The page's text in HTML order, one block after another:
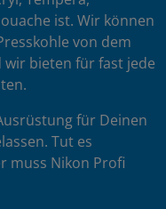
ist. Wir können
von dem
bieten für fast jede
für Deinen
Tut es
muss Nikon Profi